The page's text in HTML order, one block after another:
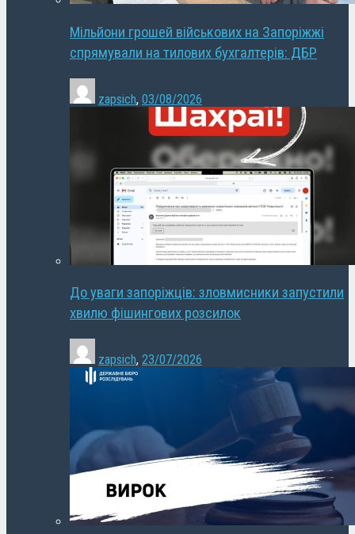
Мільйони грошей військових на Запоріжжі
спрямували на тилових бухгалтерів: ДБР
zapsich, 03/08/2026
До уваги запоріжців: зловмисники запустили
хвилю фішингових розсилок
zapsich, 23/07/2026